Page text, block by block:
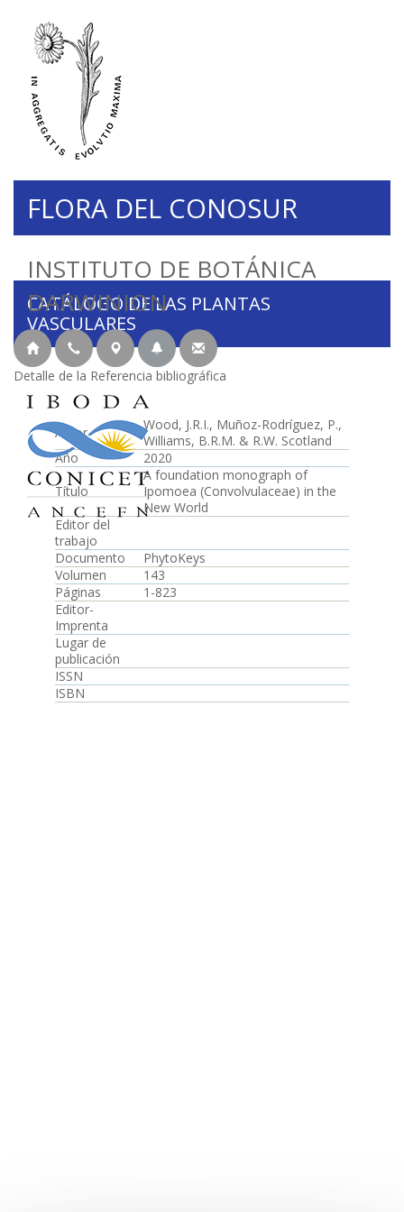
INSTITUTO DE BOTÁNICA
DARWINION
FLORA DEL CONOSUR
CATÁLOGO DE LAS PLANTAS
VASCULARES
Detalle de la Referencia bibliográfica
Autor
Wood, J.R.I., Muñoz-Rodríguez, P.,
Williams, B.R.M. & R.W. Scotland
Año
2020
Título
A foundation monograph of
Ipomoea (Convolvulaceae) in the
New World
Editor del
trabajo
Documento
PhytoKeys
Volumen
143
Páginas
1-823
Editor-
Imprenta
Lugar de
publicación
ISSN
ISBN